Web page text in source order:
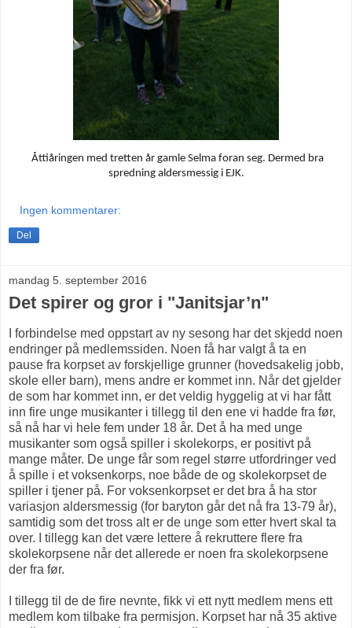
Åttiåringen med tretten år gamle Selma foran seg. Dermed bra
spredning aldersmessig i EJK.
Ingen kommentarer:
Del
mandag 5. september 2016
Det spirer og gror i "Janitsjar’n"
I forbindelse med oppstart av ny sesong har det skjedd noen
endringer på medlemssiden. Noen få har valgt å ta en
pause fra korpset av forskjellige grunner (hovedsakelig jobb,
skole eller barn), mens andre er kommet inn. Når det gjelder
de som har kommet inn, er det veldig hyggelig at vi har fått
inn fire unge musikanter i tillegg til den ene vi hadde fra før,
så nå har vi hele fem under 18 år. Det å ha med unge
musikanter som også spiller i skolekorps, er positivt på
mange måter. De unge får som regel større utfordringer ved
å spille i et voksenkorps, noe både de og skolekorpset de
spiller i tjener på. For voksenkorpset er det bra å ha stor
variasjon aldersmessig (for baryton går det nå fra 13-79 år),
samtidig som det tross alt er de unge som etter hvert skal ta
over. I tillegg kan det være lettere å rekruttere flere fra
skolekorpsene når det allerede er noen fra skolekorpsene
der fra før.
I tillegg til de de fire nevnte, fikk vi ett nytt medlem mens ett
medlem kom tilbake fra permisjon. Korpset har nå 35 aktive